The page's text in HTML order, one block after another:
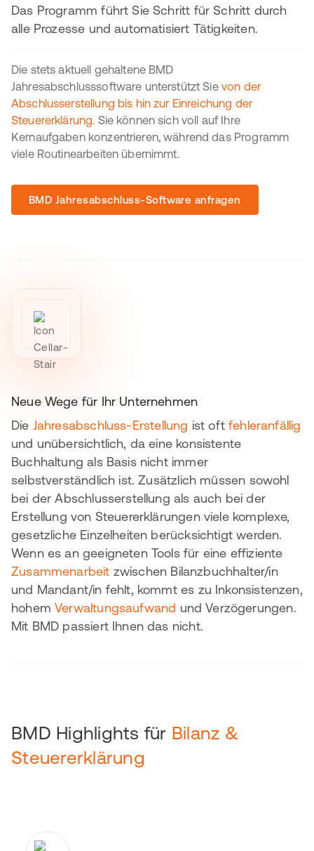
Das Programm führt Sie Schritt für Schritt durch
alle Prozesse und automatisiert Tätigkeiten.
Die stets aktuell gehaltene BMD
Jahresabschlusssoftware unterstützt Sie von der
Abschlusserstellung bis hin zur Einreichung der
Steuererklärung. Sie können sich voll auf Ihre
Kernaufgaben konzentrieren, während das Programm
viele Routinearbeiten übernimmt.
BMD Jahresabschluss-Software anfragen
Neue Wege für Ihr Unternehmen
Die Jahresabschluss-Erstellung ist oftfehleranfällig
und unübersichtlich, da eine konsistente
Buchhaltung als Basis nicht immer
selbstverständlich ist. Zusätzlich müssen sowohl
bei der Abschlusserstellung als auch bei der
Erstellung von Steuererklärungen viele komplexe,
gesetzliche Einzelheiten berücksichtigt werden.
Wenn es an geeigneten Tools für eine effiziente
Zusammenarbeit zwischen Bilanzbuchhalter/in
und Mandant/in fehlt, kommt es zu Inkonsistenzen,
hohemVerwaltungsaufwand und Verzögerungen.
Mit BMD passiert Ihnen das nicht.
BMD Highlights für Bilanz &
Steuererklärung